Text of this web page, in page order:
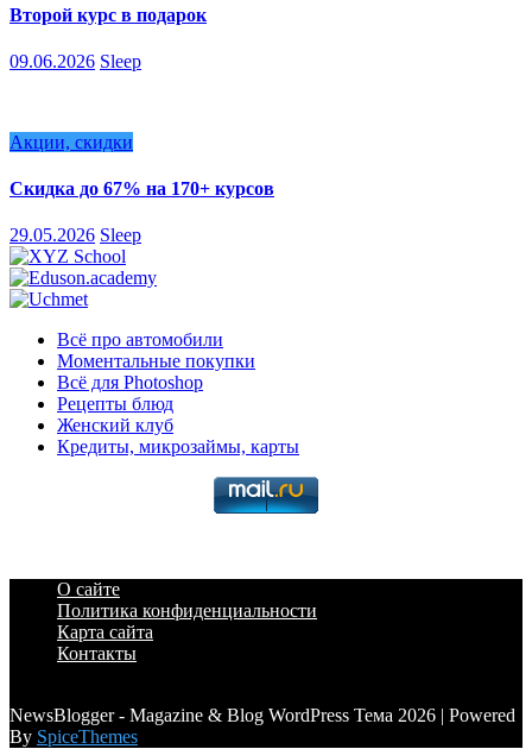
Второй курс в подарок
09.06.2026 Sleep
Акции, скидки
Скидка до 67% на 170+ курсов
29.05.2026 Sleep
Всё про автомобили
Моментальные покупки
Всё для Photoshop
Рецепты блюд
Женский клуб
Кредиты, микрозаймы, карты
О сайте
Политика конфиденциальности
Карта сайта
Контакты
NewsBlogger - Magazine & Blog WordPress Тема 2026 | Powered
By SpiceThemes